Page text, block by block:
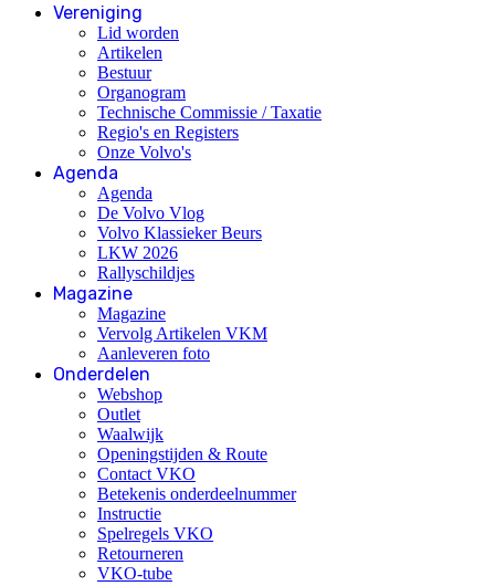
Vereniging
Lid worden
Artikelen
Bestuur
Organogram
Technische Commissie / Taxatie
Regio's en Registers
Onze Volvo's
Agenda
Agenda
De Volvo Vlog
Volvo Klassieker Beurs
LKW 2026
Rallyschildjes
Magazine
Magazine
Vervolg Artikelen VKM
Aanleveren foto
Onderdelen
Webshop
Outlet
Waalwijk
Openingstijden & Route
Contact VKO
Betekenis onderdeelnummer
Instructie
Spelregels VKO
Retourneren
VKO-tube